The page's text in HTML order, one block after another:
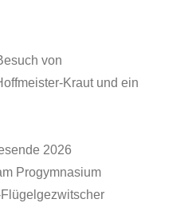
von
Kraut und ein
2026
Progymnasium